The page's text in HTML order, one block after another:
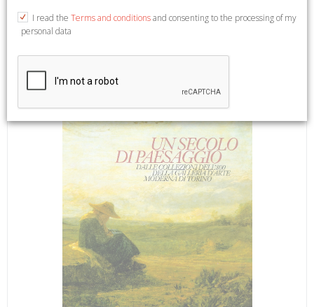
Barletta, 2002; br., pp. 80, 45 ill. col., cm 21x28.
I read the Terms and conditionsand consenting to the processing of my
personal data